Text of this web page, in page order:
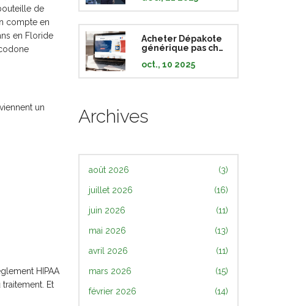
de
compte en
en Floride
un
HIPAA
Et
influencent les
Acheter Dépakote
générique pas cher
et complet
oct., 10 2025
Archives
août 2026 (3)
juillet 2026 (16)
juin 2026 (11)
mai 2026 (13)
avril 2026 (11)
mars 2026 (15)
février 2026 (14)